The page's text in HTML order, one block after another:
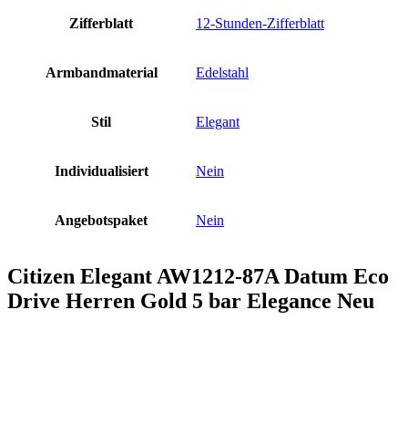
Zifferblatt 12-Stunden-Zifferblatt
Armbandmaterial Edelstahl
Stil Elegant
Individualisiert Nein
Angebotspaket Nein
Citizen Elegant AW1212-87A Datum Eco
Drive Herren Gold 5 bar Elegance Neu